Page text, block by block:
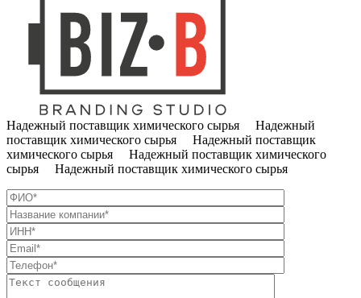
Надежный поставщик химического сырья Надежный
поставщик химического сырья Надежный поставщик
химического сырья Надежный поставщик химического
сырья Надежный поставщик химического сырья